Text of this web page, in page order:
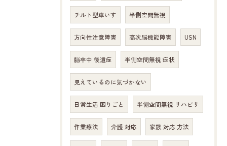
チルト型車いす 半側空間無視
方向性注意障害 高次脳機能障害 USN
脳卒中 後遺症 半側空間無視 症状
見えているのに気づかない
日常生活 困りごと 半側空間無視 リハビリ
作業療法 介護 対応 家族 対応 方法